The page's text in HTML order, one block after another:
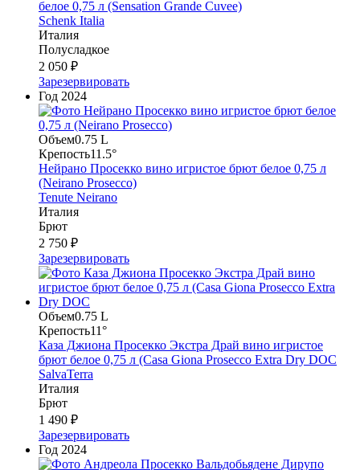
белое 0,75 л (Sensation Grande Cuvee)
Schenk Italia
Италия
Полусладкое
2 050 ₽
Зарезервировать
Год 2024
Объем0.75 L
Крепость11.5°
Нейрано Просекко вино игристое брют белое 0,75 л
(Neirano Prosecco)
Tenute Neirano
Италия
Брют
2 750 ₽
Зарезервировать
Объем0.75 L
Крепость11°
Каза Джиона Просекко Экстра Драй вино игристое
брют белое 0,75 л (Casa Giona Prosecco Extra Dry DOC
SalvaTerra
Италия
Брют
1 490 ₽
Зарезервировать
Год 2024